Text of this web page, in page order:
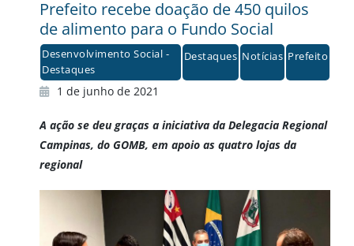
Prefeito recebe doação de 450 quilos
de alimento para o Fundo Social
Desenvolvimento Social -
Destaques
Destaques Notícias Prefeito
1 de junho de 2021
A ação se deu graças a iniciativa da Delegacia Regional
Campinas, do GOMB, em apoio as quatro lojas da
regional